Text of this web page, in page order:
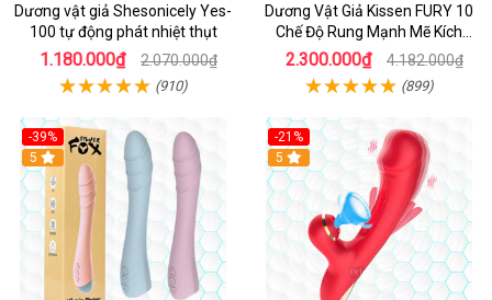
Dương vật giả Shesonicely Yes-
100 tự động phát nhiệt thụt
1.180.000₫ 2.070.000₫
(910)
Dương Vật Giả Kissen FURY 10
Chế Độ Rung Mạnh Mẽ Kích
Thích
2.300.000₫ 4.182.000₫
(899)
-39%
Hot
5
-21%
Hot
5